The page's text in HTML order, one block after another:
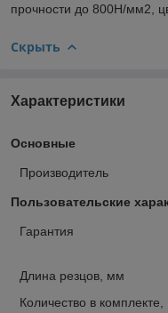
прочности до 800Н/мм2,
Скрыть
Характеристики
Основные
Производитель
Пользовательские
Гарантия
Длина резцов, мм
Количество в комплекте,